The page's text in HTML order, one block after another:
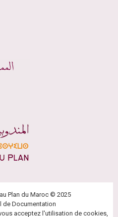
Plan du Maroc © 2025
de Documentation
acceptez l'utilisation de cookies,